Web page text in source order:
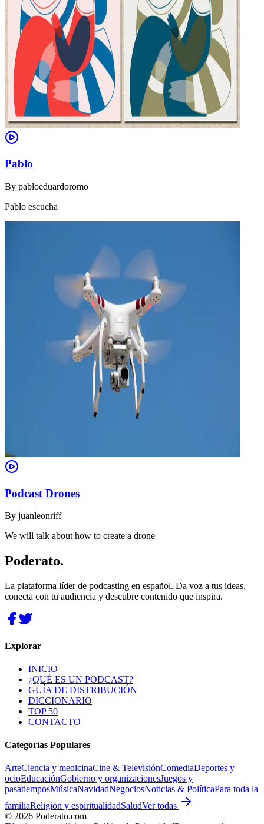
Pablo
By pabloeduardoromo
Pablo escucha
Podcast Drones
By juanleonriff
We will talk about how to create a drone
Poderato.
La plataforma líder de podcasting en español. Da voz a tus ideas,
conecta con tu audiencia y descubre contenido que inspira.
Explorar
INICIO
¿QUÉ ES UN PODCAST?
GUÍA DE DISTRIBUCIÓN
DICCIONARIO
TOP 50
CONTACTO
Categorías Populares
ArteCiencia y medicinaCine & TelevisiónComediaDeportes y
ocioEducaciónGobierno y organizacionesJuegos y
pasatiemposMúsicaNavidadNegociosNoticias & PolíticaPara toda la
familiaReligión y espiritualidadSaludVer todas
© 2026 Poderato.com